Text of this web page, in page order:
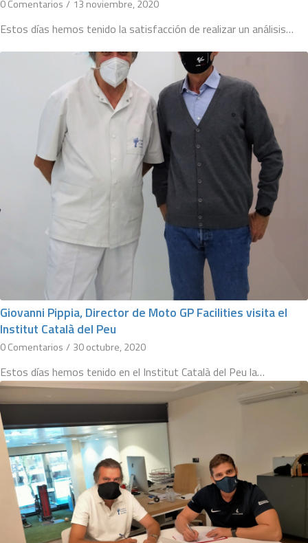
0 Comentarios / 13 noviembre, 2020
Estos días hemos tenido la satisfacción de realizar un análisis…
Giovanni Pippia, Director de Moto GP Facilities visita el
Institut Català del Peu
0 Comentarios / 30 octubre, 2020
Estos días hemos tenido en el Institut Català del Peu la…